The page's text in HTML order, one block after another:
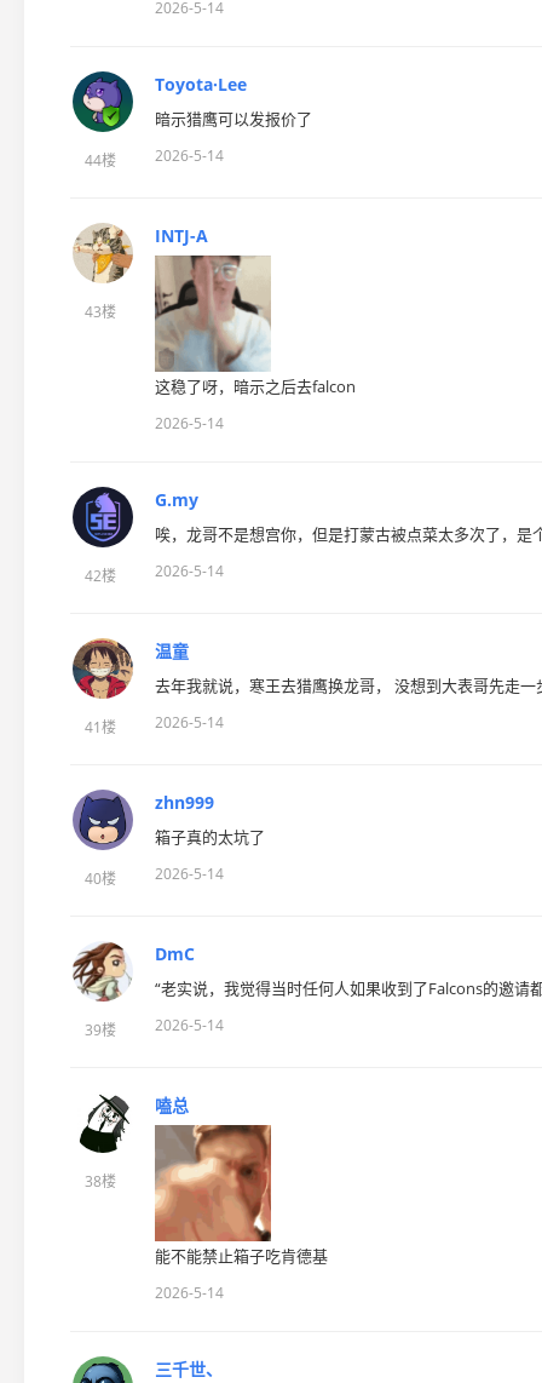
2026-5-14
44楼
Toyota·Lee
暗示猎鹰可以发报价了
2026-5-14
43楼
INTJ-A
这稳了呀，暗示之后去falcon
2026-5-14
42楼
G.my
唉，龙哥不是想宫你，但是打蒙古被点菜太多次了，
2026-5-14
41楼
温童
去年我就说，寒王去猎鹰换龙哥， 没想到大表哥先走
2026-5-14
40楼
zhn999
箱子真的太坑了
2026-5-14
39楼
DmC
“老实说，我觉得当时任何人如果收到了Falcons的邀
2026-5-14
38楼
嗑总
能不能禁止箱子吃肯德基
2026-5-14
三千世、